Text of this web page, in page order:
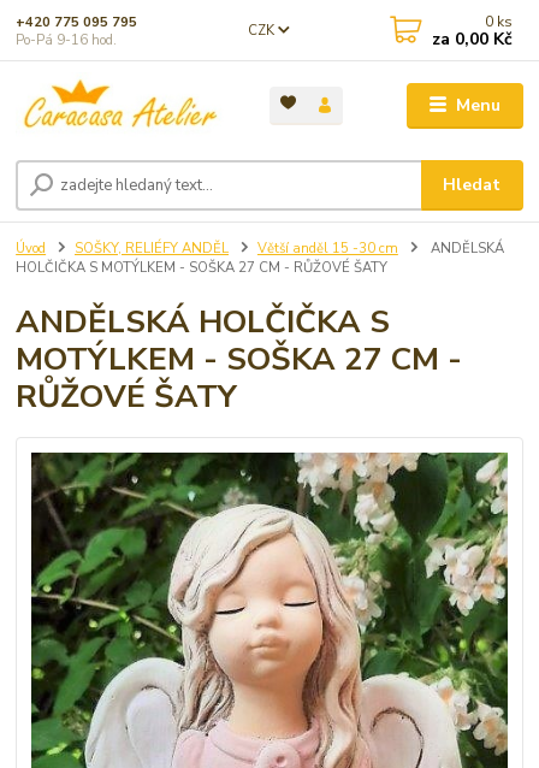
Menu
CZK
Hledat
+420 775 095 795
Po-Pá 9-16 hod.
0 ks
za 0,00 Kč
Úvod SOŠKY, RELIÉFY ANDĚL Větší anděl 15 -30 cm
ANDĚLSKÁ
HOLČIČKA S MOTÝLKEM - SOŠKA 27 CM - RŮŽOVÉ ŠATY
ANDĚLSKÁ HOLČIČKA S
MOTÝLKEM - SOŠKA 27 CM -
RŮŽOVÉ ŠATY